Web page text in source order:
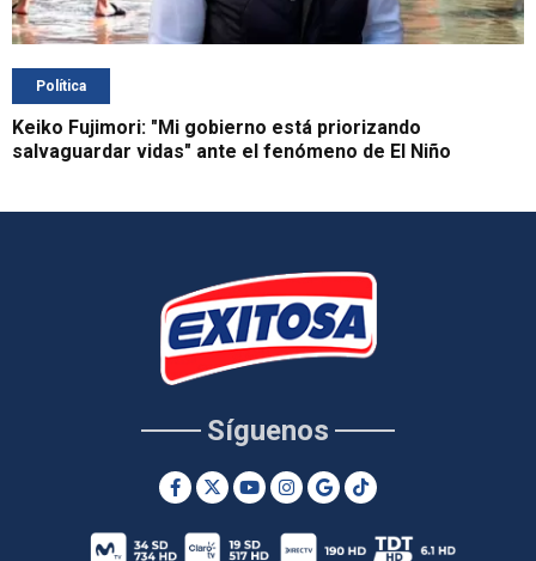
Política
Keiko Fujimori: "Mi gobierno está priorizando
salvaguardar vidas" ante el fenómeno de El Niño
Síguenos